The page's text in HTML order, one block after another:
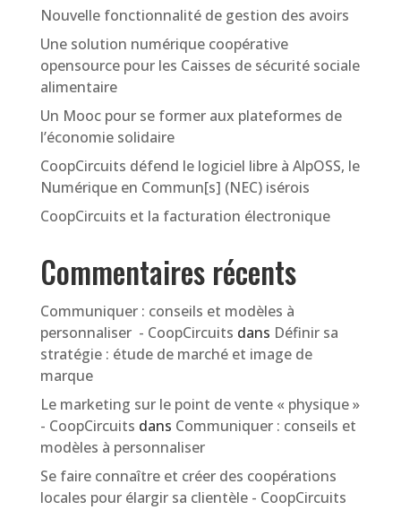
Nouvelle fonctionnalité de gestion des avoirs
Une solution numérique coopérative
opensource pour les Caisses de sécurité sociale
alimentaire
Un Mooc pour se former aux plateformes de
l’économie solidaire
CoopCircuits défend le logiciel libre à AlpOSS, le
Numérique en Commun[s] (NEC) isérois
CoopCircuits et la facturation électronique
Commentaires récents
Communiquer : conseils et modèles à
personnaliser - CoopCircuits dans Définir sa
stratégie : étude de marché et image de
marque
Le marketing sur le point de vente « physique »
- CoopCircuits dans Communiquer : conseils et
modèles à personnaliser
Se faire connaître et créer des coopérations
locales pour élargir sa clientèle - CoopCircuits